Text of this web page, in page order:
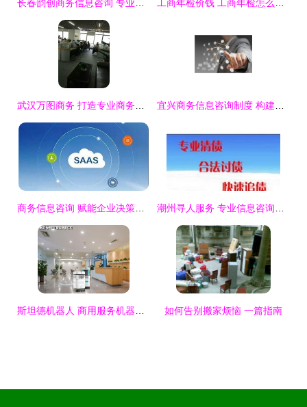
如何告别搬家烦恼 一篇指南